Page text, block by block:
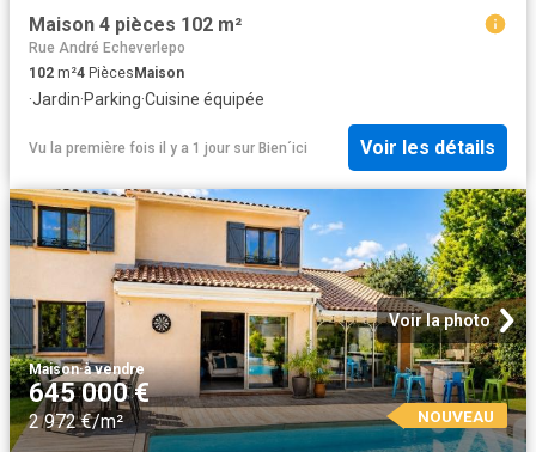
Maison 4 pièces 102 m²
Rue André Echeverlepo
102 m²4 PiècesMaison
·Jardin·Parking·Cuisine équipée
Vu la première fois il y a 1 jour sur Bien´ici Voir les détails
Voir la photo
Maison·à vendre
645 000 €
2 972 €/m² NOUVEAU